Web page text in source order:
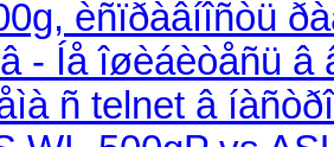
èñïðàâíîñòü
- Íå îøèáèòåñü â
ñ telnet â